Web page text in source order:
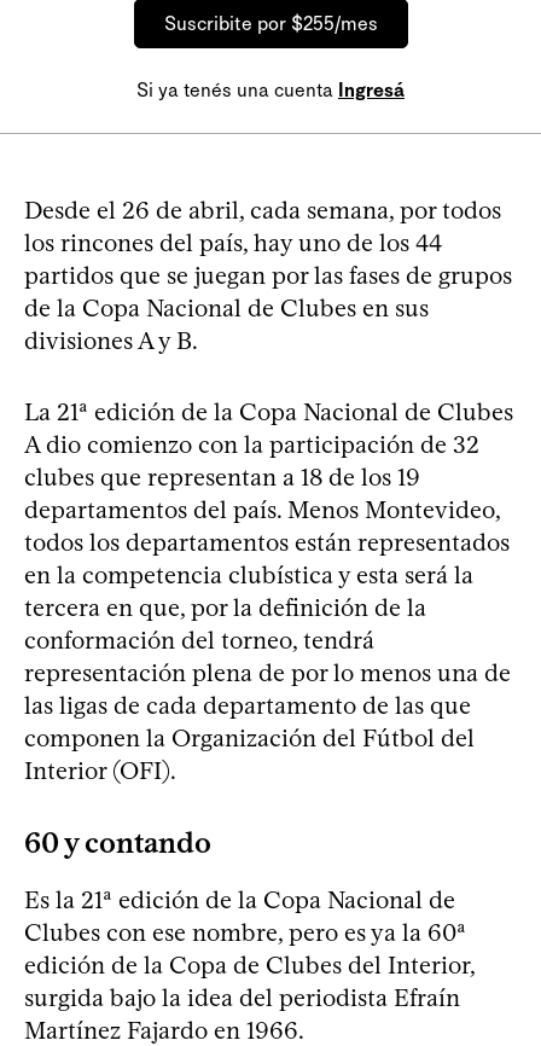
Suscribite por $255/mes
Si ya tenés una cuenta Ingresá
Desde el 26 de abril, cada semana, por todos
los rincones del país, hay uno de los 44
partidos que se juegan por las fases de grupos
de la Copa Nacional de Clubes en sus
divisiones A y B.
La 21ª edición de la Copa Nacional de Clubes
A dio comienzo con la participación de 32
clubes que representan a 18 de los 19
departamentos del país. Menos Montevideo,
todos los departamentos están representados
en la competencia clubística y esta será la
tercera en que, por la definición de la
conformación del torneo, tendrá
representación plena de por lo menos una de
las ligas de cada departamento de las que
componen la Organización del Fútbol del
Interior (OFI).
60 y contando
Es la 21ª edición de la Copa Nacional de
Clubes con ese nombre, pero es ya la 60ª
edición de la Copa de Clubes del Interior,
surgida bajo la idea del periodista Efraín
Martínez Fajardo en 1966.